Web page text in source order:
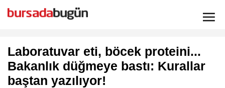
Laboratuvar eti, böcek proteini...
Bakanlık düğmeye bastı: Kurallar
baştan yazılıyor!